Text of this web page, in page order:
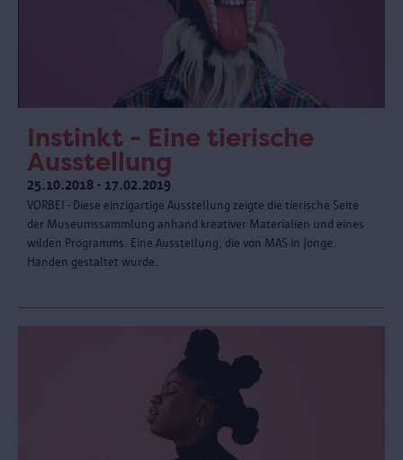
Instinkt - Eine tierische
Ausstellung
25.10.2018 - 17.02.2019
VORBEI - Diese einzigartige Ausstellung zeigte die tierische Seite
der Museumssammlung anhand kreativer Materialien und eines
wilden Programms. Eine Ausstellung, die von MAS in Jonge
Handen gestaltet wurde.